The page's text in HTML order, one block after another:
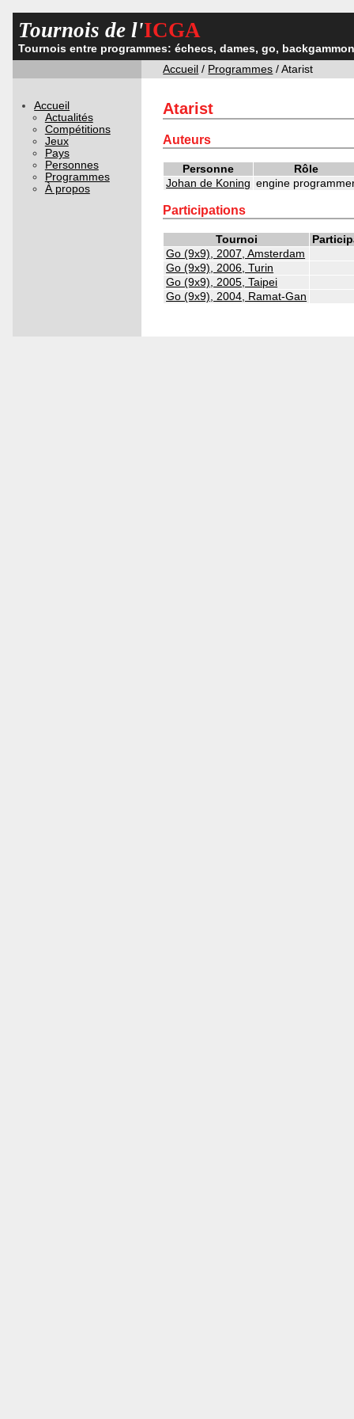
Tournois de l'ICGA
Tournois entre programmes: échecs, dames, go,
Accueil / Programmes / Atarist
Accueil
Actualités
Compétitions
Jeux
Pays
Personnes
Programmes
À propos
Atarist
Auteurs
Personne
Rôle
Johan de Koning engine
Participations
Tournoi
Go (9x9), 2007, Amsterdam
Go (9x9), 2006, Turin
Go (9x9), 2005, Taipei
Go (9x9), 2004, Ramat-Gan